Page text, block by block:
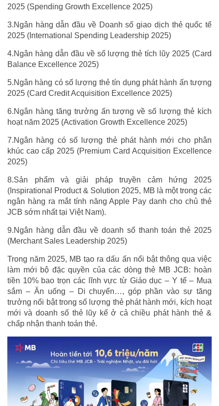
2025 (Spending Growth Excellence 2025)
3.Ngân hàng dẫn đầu về Doanh số giao dịch thẻ quốc tế
2025 (International Spending Leadership 2025)
4.Ngân hàng dẫn đầu về số lượng thẻ tích lũy 2025 (Card
Balance Excellence 2025)
5.Ngân hàng có số lượng thẻ tín dụng phát hành ấn tượng
2025 (Card Credit Acquisition Excellence 2025)
6.Ngân hàng tăng trưởng ấn tượng về số lượng thẻ kích
hoạt năm 2025 (Activation Growth Excellence 2025)
7.Ngân hàng có số lượng thẻ phát hành mới cho phân
khúc cao cấp 2025 (Premium Card Acquisition Excellence
2025)
8.Sản phẩm và giải pháp truyền cảm hứng 2025
(Inspirational Product & Solution 2025, MB là một trong các
ngân hàng ra mắt tính năng Apple Pay danh cho chủ thẻ
JCB sớm nhất tại Việt Nam).
9.Ngân hàng dẫn đầu về doanh số thanh toán thẻ 2025
(Merchant Sales Leadership 2025)
Trong năm 2025, MB tạo ra dấu ấn nổi bật thông qua việc
làm mới bộ đặc quyền của các dòng thẻ MB JCB: hoàn
tiền 10% bao trọn các lĩnh vực từ Giáo dục – Y tế – Mua
sắm – Ăn uống – Di chuyển…, góp phần vào sự tăng
trưởng nổi bật trong số lượng thẻ phát hành mới, kích hoạt
mới và doanh số thẻ lũy kế ở cả chiều phát hành thẻ &
chấp nhận thanh toán thẻ.